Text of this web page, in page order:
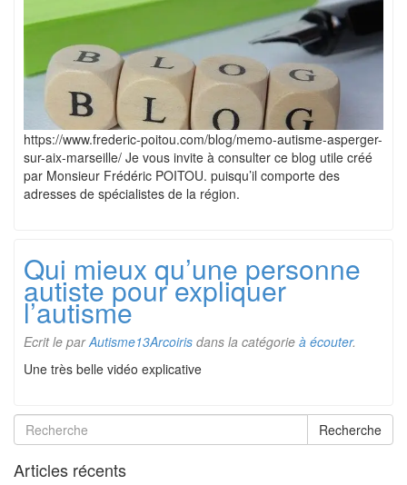
https://www.frederic-poitou.com/blog/memo-autisme-asperger-
sur-aix-marseille/ Je vous invite à consulter ce blog utile créé
par Monsieur Frédéric POITOU. puisqu’il comporte des
adresses de spécialistes de la région.
Qui mieux qu’une personne
autiste pour expliquer
l’autisme
Ecrit le parAutisme13Arcoiris dans la catégorie à écouter.
Une très belle vidéo explicative
Recherche
Articles récents